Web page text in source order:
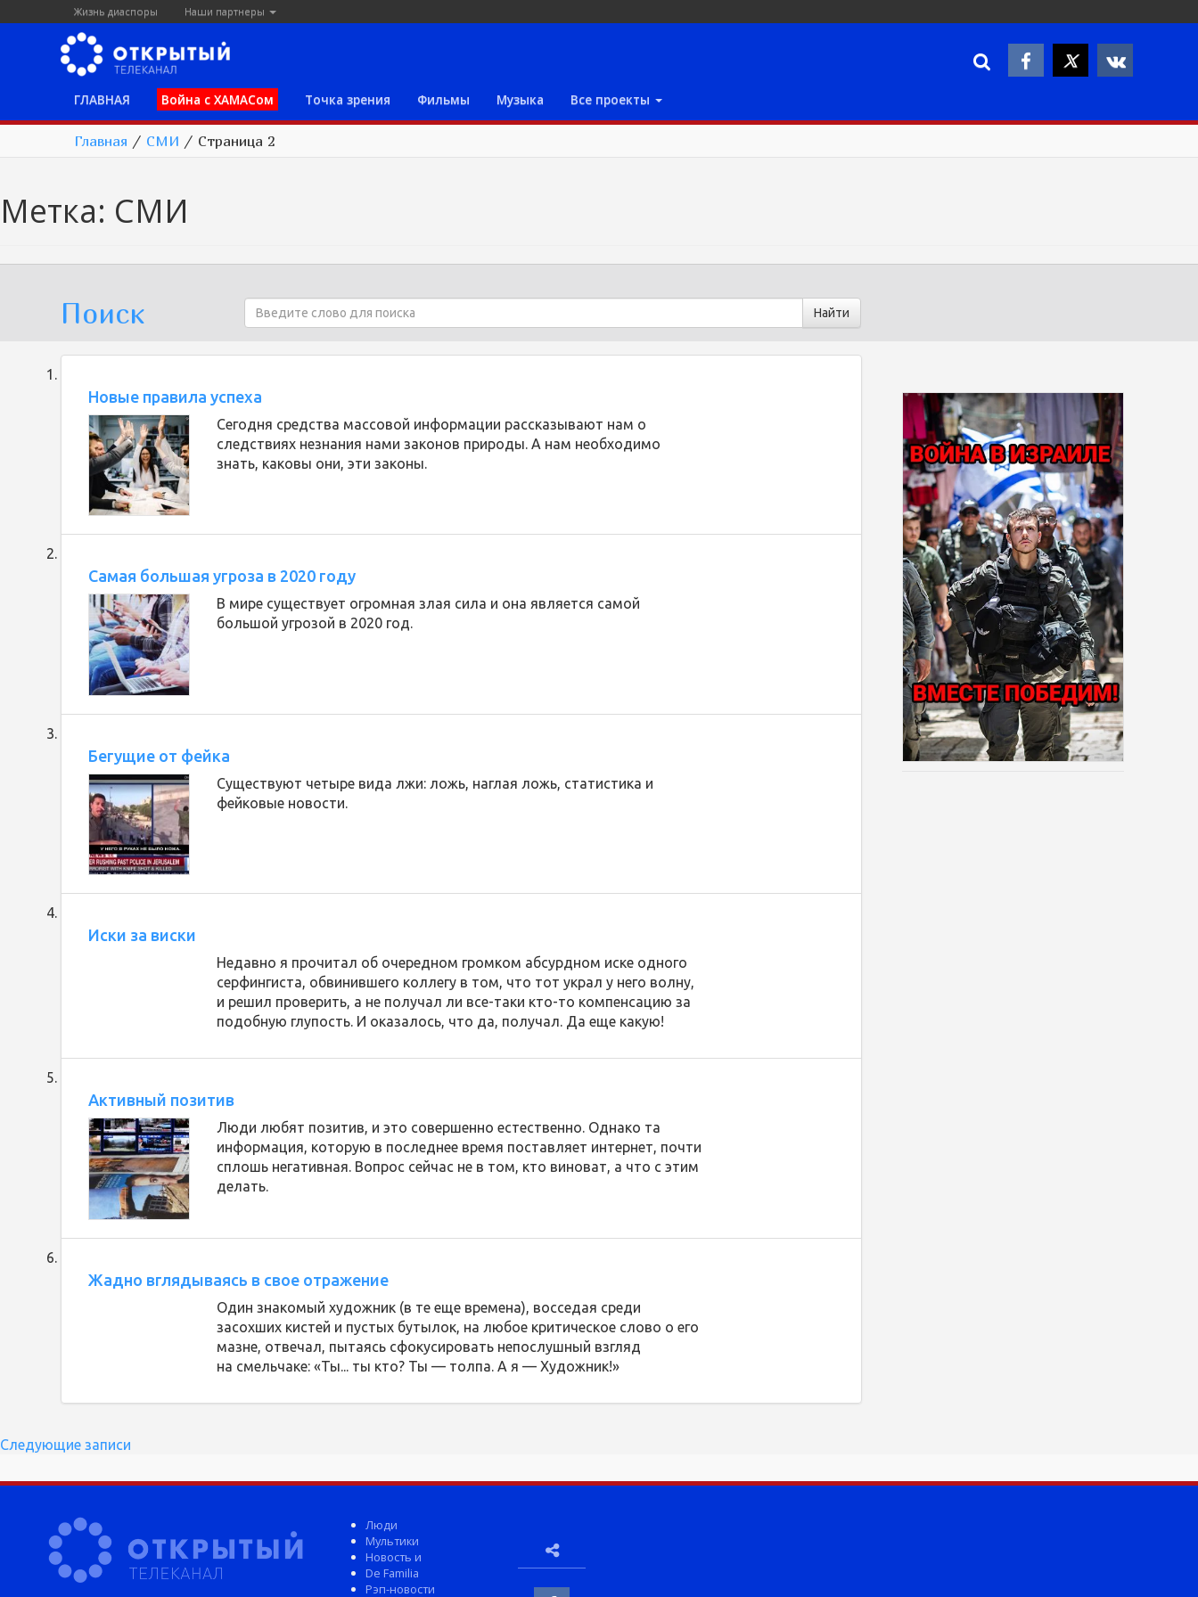
Жизнь диаспоры Наши партнеры
ГЛАВНАЯ Война с ХАМАСом Точка зрения Фильмы Музыка Все проекты
Главная / СМИ / Страница 2
Метка: СМИ
Поиск
Новые правила успеха
Сегодня средства массовой информации рассказывают нам о
следствиях незнания нами законов природы. А нам необходимо
знать, каковы они, эти законы.
Самая большая угроза в 2020 году
В мире существует огромная злая сила и она является самой
большой угрозой в 2020 год.
Бегущие от фейка
Существуют четыре вида лжи: ложь, наглая ложь, статистика и
фейковые новости.
Иски за виски
Недавно я прочитал об очередном громком абсурдном иске одного
серфингиста, обвинившего коллегу в том, что тот украл у него волну,
и решил проверить, а не получал ли все-таки кто-то компенсацию за
подобную глупость. И оказалось, что да, получал. Да еще какую!
Активный позитив
Люди любят позитив, и это совершенно естественно. Однако та
информация, которую в последнее время поставляет интернет, почти
сплошь негативная. Вопрос сейчас не в том, кто виноват, а что с этим
делать.
Жадно вглядываясь в свое отражение
Один знакомый художник (в те еще времена), восседая среди
засохших кистей и пустых бутылок, на любое критическое слово о его
мазне, отвечал, пытаясь сфокусировать непослушный взгляд
на смельчаке: «Ты... ты кто? Ты — толпа. А я — Художник!»
Навигация
по
записям
Следующие записи
Люди
Мультики
Новость и
De Familia
Рэп-новости